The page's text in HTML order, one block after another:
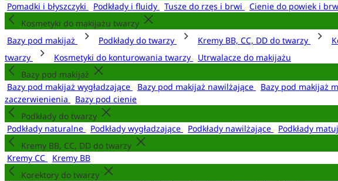
Pomadki i błyszczyki
Podkłady i fluidy Tusze do rzęs i brwi Cienie do powiek i
Kosmetyki do makijażu twarzy
Bazy pod makijaż
Podkłady do twarzy Kremy BB, CC, DD do twarzy
twarzy
Kosmetyki do konturowania twarzy
Utrwalacze do makijażu
Bazy pod makijaż
Bazy pod makijaż wygładzające
Bazy pod makijaż nawilżające Bazy pod makijaż
zaczerwienienia
Bazy pod cienie
Podkłady do twarzy
Podkłady naturalne
Podkłady wygładzające Podkłady nawilżające Podkłady
Kremy BB, CC, DD do twarzy
Kremy CC
Kremy BB
Korektory do twarzy